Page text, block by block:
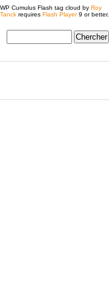
WP Cumulus Flash tag cloud by Roy
Tanck requires Flash Player9 or better.